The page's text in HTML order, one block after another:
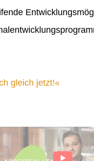
gleich jetzt!